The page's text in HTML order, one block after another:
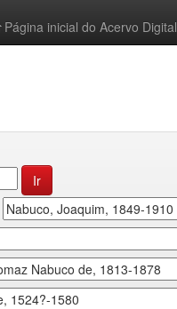
Página inicial do Acervo Digital